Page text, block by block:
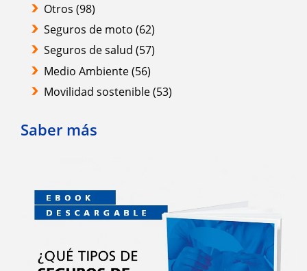
Otros (98)
Seguros de moto (62)
Seguros de salud (57)
Medio Ambiente(56)
Movilidad sostenible(53)
Saber más